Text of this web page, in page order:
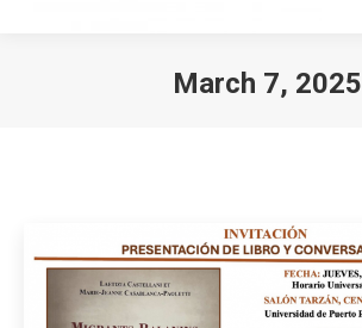
March 7, 2025